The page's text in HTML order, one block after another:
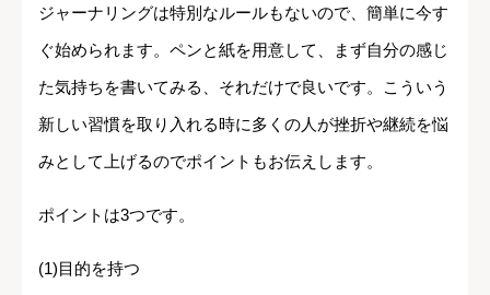
ジャーナリングは特別なルールもないので、簡単に今す
ぐ始められます。ペンと紙を用意して、まず自分の感じ
た気持ちを書いてみる、それだけで良いです。こういう
新しい習慣を取り入れる時に多くの人が挫折や継続を悩
みとして上げるのでポイントもお伝えします。
ポイントは3つです。
(1)目的を持つ